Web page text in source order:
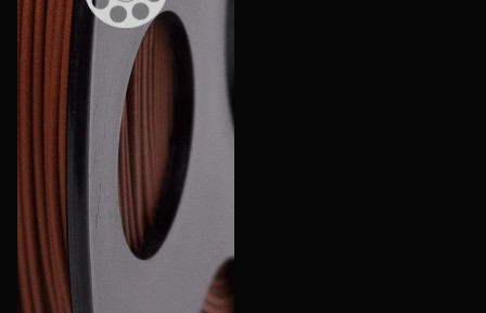
Филиалы
Сертификаты
Система скидок
Оплата и доставка
Для крупных 3D-печатников
Мы в социальных сетях